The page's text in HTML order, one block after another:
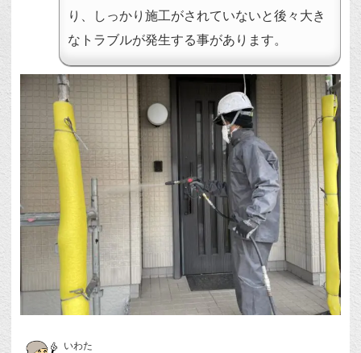
り、しっかり施工がされていないと後々大き
なトラブルが発生する事があります。
いわた